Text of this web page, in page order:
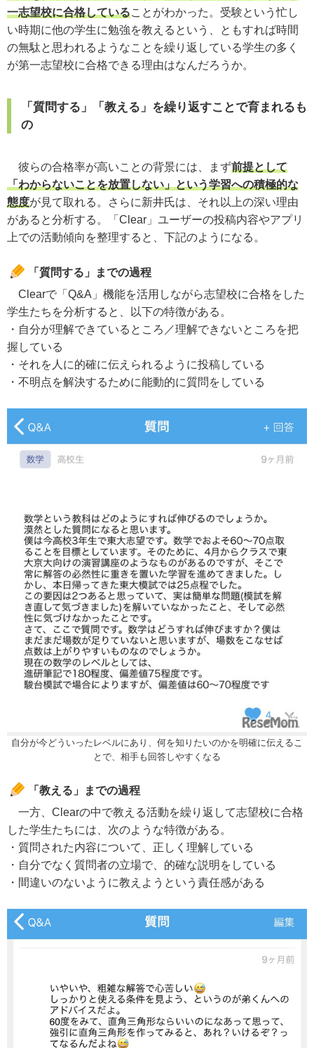
一志望校に合格していることがわかった。受験という忙し
い時期に他の学生に勉強を教えるという、ともすれば時間
の無駄と思われるようなことを繰り返している学生の多く
が第一志望校に合格できる理由はなんだろうか。
「質問する」「教える」を繰り返すことで育まれるも
の
彼らの合格率が高いことの背景には、まず前提として
「わからないことを放置しない」という学習への積極的な
態度が見て取れる。さらに新井氏は、それ以上の深い理由
があると分析する。「Clear」ユーザーの投稿内容やアプリ
上での活動傾向を整理すると、下記のようになる。
「質問する」までの過程
Clearで「Q&A」機能を活用しながら志望校に合格をした
学生たちを分析すると、以下の特徴がある。
・自分が理解できているところ／理解できないところを把
握している
・それを人に的確に伝えられるように投稿している
・不明点を解決するために能動的に質問をしている
自分が今どういったレベルにあり、何を知りたいのかを明確に伝えるこ
とで、相手も回答しやすくなる
「教える」までの過程
一方、Clearの中で教える活動を繰り返して志望校に合格
した学生たちには、次のような特徴がある。
・質問された内容について、正しく理解している
・自分でなく質問者の立場で、的確な説明をしている
・間違いのないように教えようという責任感がある